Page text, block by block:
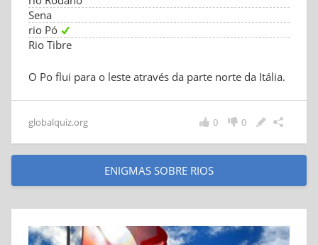
Sena
rio Pó
Rio Tibre
O Po flui para o leste através da parte norte da Itália.
globalquiz.org 0
0
ENIGMAS SOBRE RIOS